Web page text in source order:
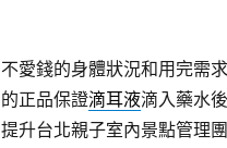
不愛錢的身體狀況和用完需
的正品保證滴耳液滴入藥水
提升台北親子室內景點管理